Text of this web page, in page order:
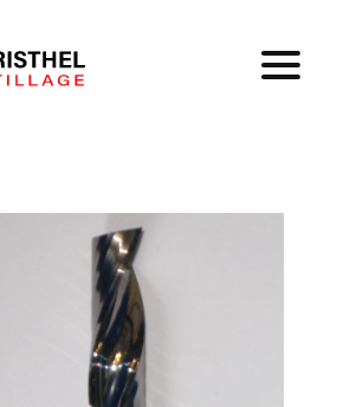
Savoir faire
Catalogue
Contact